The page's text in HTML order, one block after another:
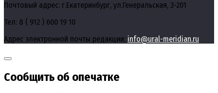
Почтовый адрес: г.Екатеринбург, ул.Генеральская, 3-201
Тел: 8 ( 912 ) 600 19 10
Адрес электронной почты редакции: info@ural-meridian.ru
Сообщить об опечатке